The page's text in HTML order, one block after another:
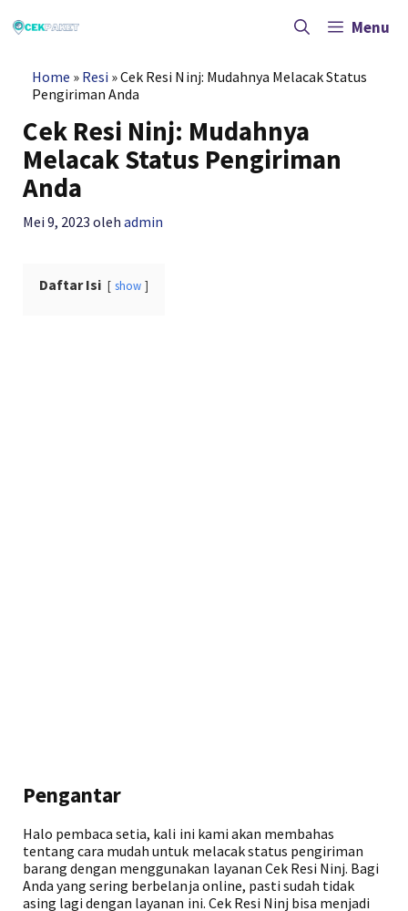
ke
Menu
Home » Resi »Cek Resi Ninj: Mudahnya Melacak Status
Pengiriman Anda
Cek Resi Ninj: Mudahnya
Melacak Status Pengiriman
Anda
Mei 9, 2023 olehadmin
Daftar Isi show
Pengantar
Halo pembaca setia, kali ini kami akan membahas
tentang cara mudah untuk melacak status pengiriman
barang dengan menggunakan layanan Cek Resi Ninj. Bagi
Anda yang sering berbelanja online, pasti sudah tidak
asing lagi dengan layanan ini. Cek Resi Ninj bisa menjadi